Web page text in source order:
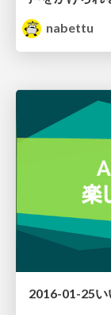
nabettu
2016-01-25